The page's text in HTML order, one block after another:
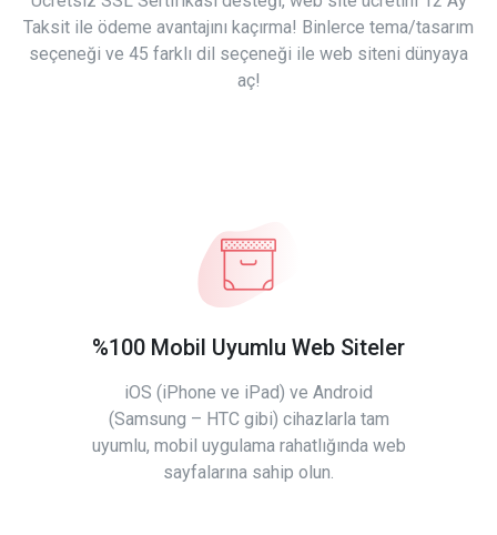
Taksit ile ödeme avantajını kaçırma! Binlerce tema/tasarım
seçeneği ve 45 farklı dil seçeneği ile web siteni dünyaya
aç!
%100 Mobil Uyumlu Web Siteler
iOS (iPhone ve iPad) ve Android
(Samsung – HTC gibi) cihazlarla tam
uyumlu, mobil uygulama rahatlığında web
sayfalarına sahip olun.